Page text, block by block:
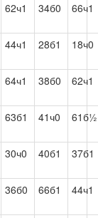
62ч1 34б0 66ч1
44ч1 28б1 18ч0
64ч1 38б0 62ч1
63б1 41ч0 61б½
30ч0 40б1 37б1
36б0 66б1 44ч1